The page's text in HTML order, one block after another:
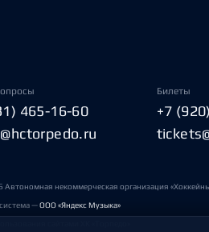
465-16-60
Билеты
+7
Автономная некоммерческая организация
—ООО «Яндекс Музыка»